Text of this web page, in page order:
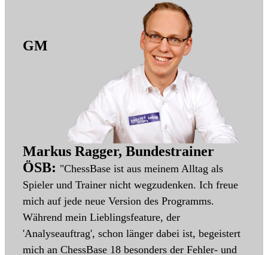
GM
Markus Ragger, Bundestrainer
ÖSB: "ChessBase ist aus meinem Alltag als
Spieler und Trainer nicht wegzudenken. Ich freue
mich auf jede neue Version des Programms.
Während mein Lieblingsfeature, der
'Analyseauftrag', schon länger dabei ist, begeistert
mich an ChessBase 18 besonders der Fehler- und